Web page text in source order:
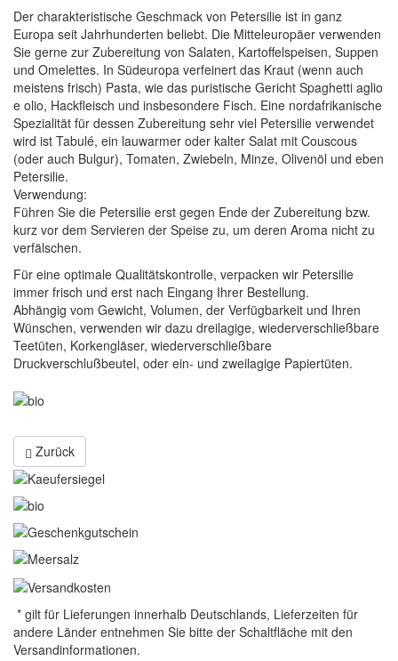
Gewürze
Gewürzmischungen
Der charakteristische Geschmack von Petersilie ist in ganz
Europa seit Jahrhunderten beliebt. Die Mitteleuropäer verwenden
Sie gerne zur Zubereitung von Salaten, Kartoffelspeisen, Suppen
und Omelettes. In Südeuropa verfeinert das Kraut (wenn auch
meistens frisch) Pasta, wie das puristische Gericht Spaghetti aglio
e olio, Hackfleisch und insbesondere Fisch. Eine nordafrikanische
Spezialität für dessen Zubereitung sehr viel Petersilie verwendet
wird ist Tabulé, ein lauwarmer oder kalter Salat mit Couscous
(oder auch Bulgur), Tomaten, Zwiebeln, Minze, Olivenöl und eben
Petersilie.
Verwendung:
Führen Sie die Petersilie erst gegen Ende der Zubereitung bzw.
kurz vor dem Servieren der Speise zu, um deren Aroma nicht zu
verfälschen.
Für eine optimale Qualitätskontrolle, verpacken wir Petersilie
immer frisch und erst nach Eingang Ihrer Bestellung.
Abhängig vom Gewicht, Volumen, der Verfügbarkeit und Ihren
Wünschen, verwenden wir dazu dreilagige, wiederverschließbare
Teetüten, Korkengläser, wiederverschließbare
Druckverschlußbeutel, oder ein- und zweilagige Papiertüten.
Zurück
* gilt für Lieferungen innerhalb Deutschlands, Lieferzeiten für
andere Länder entnehmen Sie bitte der Schaltfläche mit den
Versandinformationen.